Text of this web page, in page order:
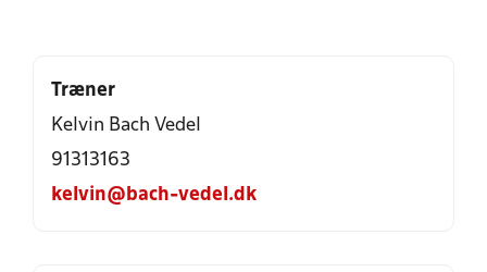
Træner
Kelvin Bach Vedel
91313163
kelvin@bach-vedel.dk